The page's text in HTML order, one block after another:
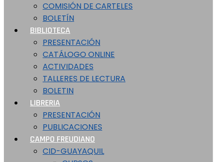
COMISIÓN DE CARTELES
BOLETÍN
BIBLIOTECA
PRESENTACIÓN
CATÁLOGO ONLINE
ACTIVIDADES
TALLERES DE LECTURA
BOLETIN
LIBRERIA
PRESENTACIÓN
PUBLICACIONES
CAMPO FREUDIANO
CID-GUAYAQUIL